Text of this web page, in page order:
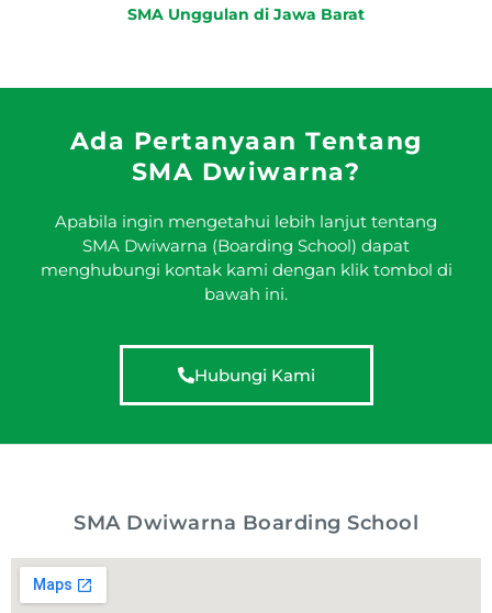
SMA Unggulan di Jawa Barat
Ada Pertanyaan Tentang
SMA Dwiwarna?
Apabila ingin mengetahui lebih lanjut tentang
SMA Dwiwarna (Boarding School) dapat
menghubungi kontak kami dengan klik tombol di
bawah ini.
Hubungi Kami
SMA Dwiwarna Boarding School